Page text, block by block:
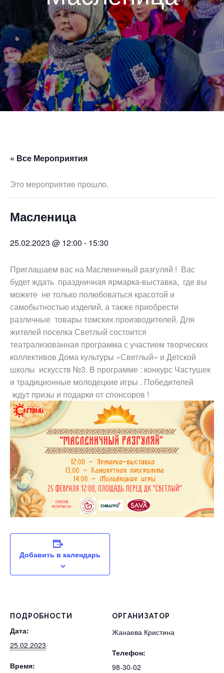
« Все Мероприятия
Это мероприятие прошло.
Масленица
25.02.2023 @ 12:00 - 15:30
Приглашаем вас на Масленичный разгуляй ! Вас
будет ждать праздничная ярмарка-выставка, где вы
можете не только полюбоваться красотой и
самобытностью изделий, а также приобрести
различные товары томских производителей. Для
жителей поселка Светлый состоится
театрализованная программа с участием творческих
коллективов Дома культуры «Светлый» и Детской
школы искусств №3. В программе : конкурс Частушек
и традиционные молодецкие игры . Победителей
ждут призы и подарки от спонсоров !
Добавить в календарь
ПОДРОБНОСТИ
Дата:
25.02.2023
Время:
ОРГАНИЗАТОР
Жанаева Кристина
Телефон:
98-30-02